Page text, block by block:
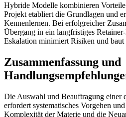
Hybride Modelle kombinieren
Projekt etabliert die Grundlagen und
Kennenlernen. Bei erfolgreicher
Übergang in ein langfristiges
Eskalation minimiert Risiken und baut
Zusammenfassung und
Die Auswahl und Beauftragung
erfordert systematisches Vorgehen
Komplexität der Materie und die